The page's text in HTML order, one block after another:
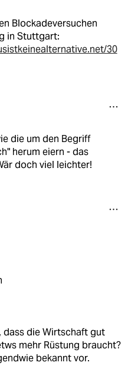
Blockadeversuchen
in Stuttgart:
30
die um den Begriff
herum eiern - das
doch viel leichter!
dass die Wirtschaft gut
mehr Rüstung braucht?
bekannt vor.